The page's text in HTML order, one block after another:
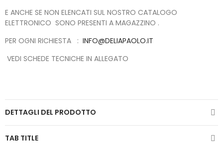
E ANCHE SE NON ELENCATI SUL NOSTRO CATALOGO
ELETTRONICO SONO PRESENTI A MAGAZZINO .
PER OGNI RICHIESTA : INFO@DELIAPAOLO.IT
VEDI SCHEDE TECNICHE IN ALLEGATO
DETTAGLI DEL PRODOTTO
TAB TITLE